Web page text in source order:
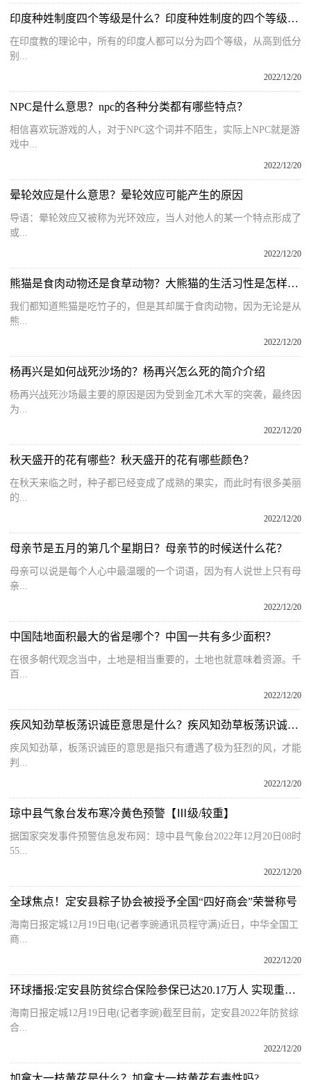
印度种姓制度四个等级是什么？印度种姓制度的四个等级有哪些？
在印度教的理论中，所有的印度人都可以分为四个等级，从高到低分
别...
2022/12/20
NPC是什么意思？npc的各种分类都有哪些特点？
相信喜欢玩游戏的人，对于NPC这个词并不陌生，实际上NPC就是游
戏中...
2022/12/20
晕轮效应是什么意思？晕轮效应可能产生的原因
导语：晕轮效应又被称为光环效应，当人对他人的某一个特点形成了
或...
2022/12/20
熊猫是食肉动物还是食草动物？大熊猫的生活习性是怎样的？
我们都知道熊猫是吃竹子的，但是其却属于食肉动物，因为无论是从
熊...
2022/12/20
杨再兴是如何战死沙场的？杨再兴怎么死的简介介绍
杨再兴战死沙场最主要的原因是因为受到金兀术大军的突袭，最终因
为...
2022/12/20
秋天盛开的花有哪些？秋天盛开的花有哪些颜色？
在秋天来临之时，种子都已经变成了成熟的果实，而此时有很多美丽
的...
2022/12/20
母亲节是五月的第几个星期日？母亲节的时候送什么花？
母亲可以说是每个人心中最温暖的一个词语，因为有人说世上只有母
亲...
2022/12/20
中国陆地面积最大的省是哪个？中国一共有多少面积？
在很多朝代观念当中，土地是相当重要的，土地也就意味着资源。千
百...
2022/12/20
疾风知劲草板荡识诚臣意思是什么？疾风知劲草板荡识诚臣全诗赏析
疾风知劲草，板荡识诚臣的意思是指只有遭遇了极为狂烈的风，才能
判...
2022/12/20
琼中县气象台发布寒冷黄色预警【Ⅲ级/较重】
据国家突发事件预警信息发布网：琼中县气象台2022年12月20日08时
55...
2022/12/20
全球焦点！定安县粽子协会被授予全国“四好商会”荣誉称号
海南日报定城12月19日电(记者李豌通讯员程守满)近日，中华全国工
商...
2022/12/20
环球播报:定安县防贫综合保险参保已达20.17万人 实现重点人群全覆盖
海南日报定城12月19日电(记者李豌)截至目前，定安县2022年防贫综
合...
2022/12/20